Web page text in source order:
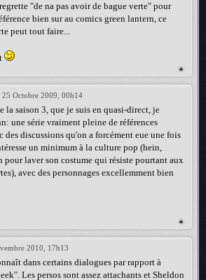
"de na pas avoir de bague verte" pour
bien sur au comics green lantern, ce
peut tout faire...
25 Octobre 2009, 00h14
la saison 3, que je suis en quasi-direct, je
une série vraiment pleine de références
des discussions qu'on a forcément eue une fois
un minimum à la culture pop (hein,
pour laver son costume qui résiste pourtant aux
avec des personnages excellemment bien
2010, 17h13
dans certains dialogues par rapport à
Les persos sont assez attachants et Sheldon